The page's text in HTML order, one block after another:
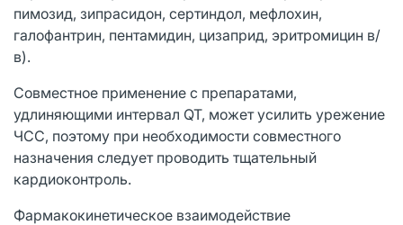
пимозид, зипрасидон, сертиндол, мефлохин,
галофантрин, пентамидин, цизаприд, эритромицин в/
в).
Совместное применение с препаратами,
удлиняющими интервал QT, может усилить урежение
ЧСС, поэтому при необходимости совместного
назначения следует проводить тщательный
кардиоконтроль.
Фармакокинетическое взаимодействие